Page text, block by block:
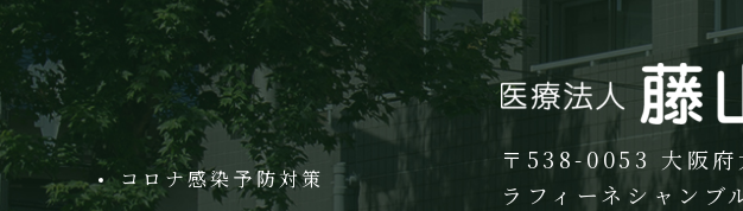
コロナ感染予防対策
〒538-0053 大阪
ラフィーネシャンブ